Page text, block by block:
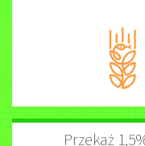
Przekaż